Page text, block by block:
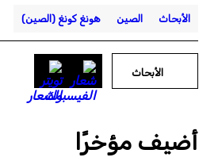
الأبحاث الصين هونغ كونغ (الصين)
الأبحاث
أضيف مؤخرًا